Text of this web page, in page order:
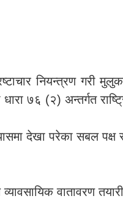
नियन्त्रण गरी
७६ (२) अन्तर्गत
देखा परेका सबल पक्ष
व्यावसायिक वातावरण